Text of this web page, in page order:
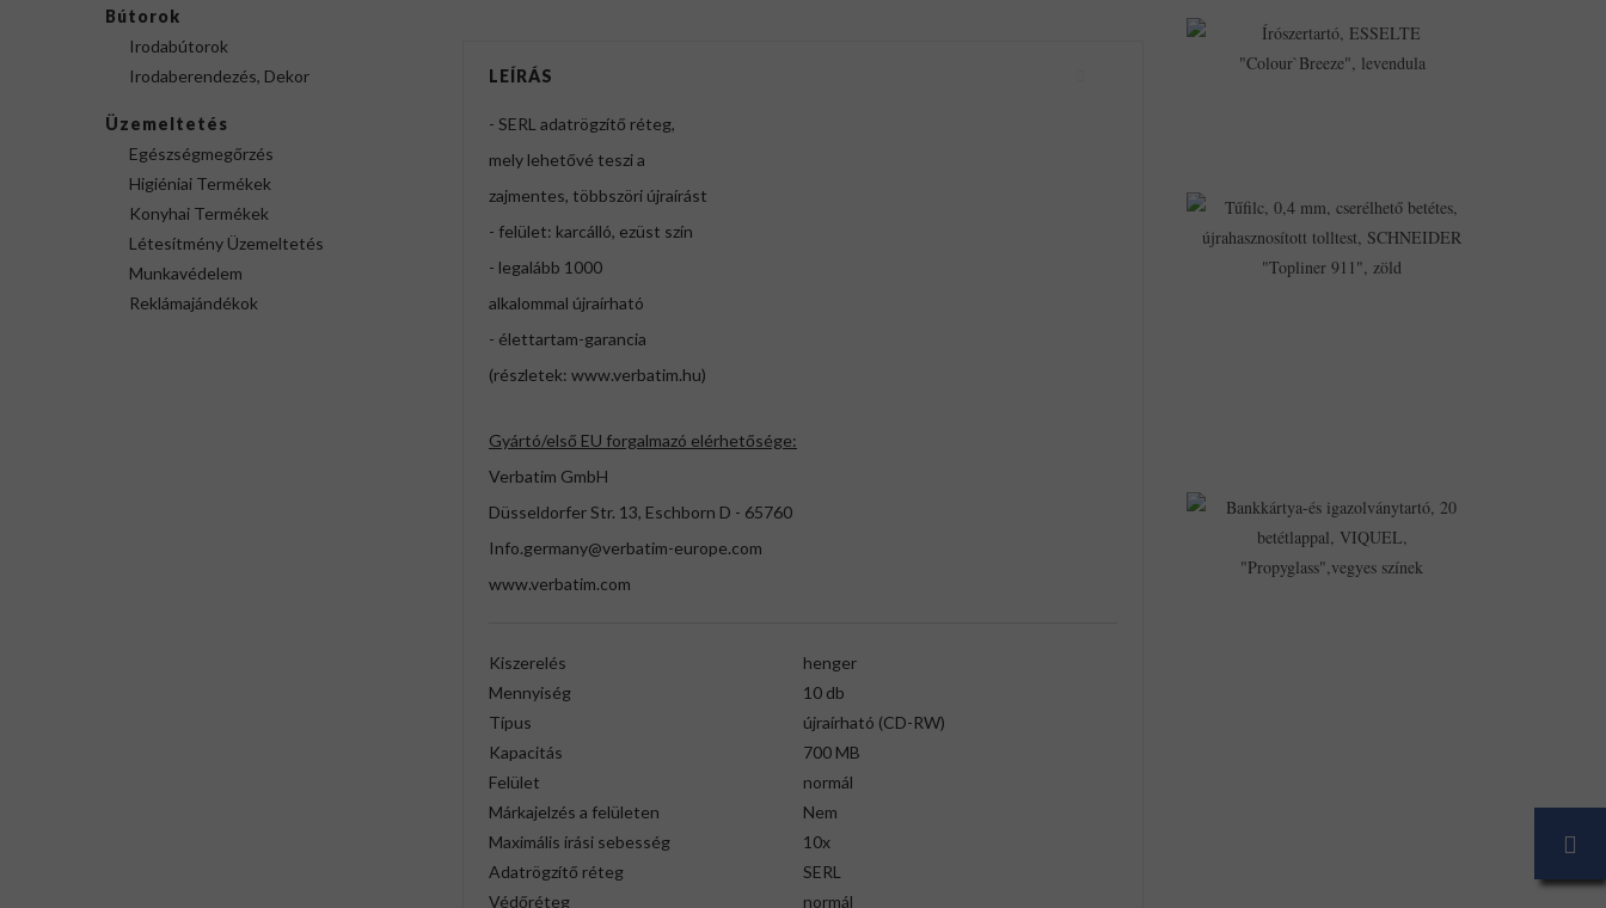
Bútorok
Irodabútorok
Irodaberendezés, Dekor
Üzemeltetés
Egészségmegőrzés
Higiéniai Termékek
Konyhai Termékek
Létesítmény Üzemeltetés
Munkavédelem
Reklámajándékok
LEÍRÁS
- SERL adatrögzítő réteg,
mely lehetővé teszi a
zajmentes, többszöri újraírást
- felület: karcálló, ezüst szín
- legalább 1000
alkalommal újraírható
- élettartam-garancia
(részletek: www.verbatim.hu)
Gyártó/első EU forgalmazó elérhetősége:
Verbatim GmbH
Düsseldorfer Str. 13, Eschborn D - 65760
Info.germany@verbatim-europe.com
www.verbatim.com
Kiszerelés
henger
Mennyiség
10 db
Típus
újraírható (CD-RW)
Kapacitás
700 MB
Felület
normál
Márkajelzés a felületen
Nem
Maximális írási sebesség
10x
Adatrögzítő réteg
SERL
Védőréteg
normál